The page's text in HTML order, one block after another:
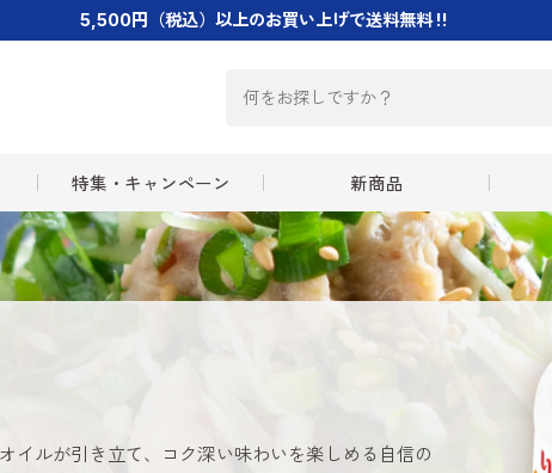
5,500円（税込）以上のお買い上げで送料無料 !!
特集・キャンペーン 新商品
イルが引き立て、コク深い味わいを楽しめる自信の